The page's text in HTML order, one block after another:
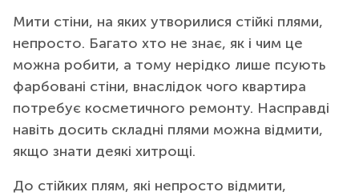
Мити стіни, на яких утворилися стійкі плями,
непросто. Багато хто не знає, як і чим це
можна робити, а тому нерідко лише псують
фарбовані стіни, внаслідок чого квартира
потребує косметичного ремонту. Насправді
навіть досить складні плями можна відмити,
якщо знати деякі хитрощі.
До стійких плям, які непросто відмити,